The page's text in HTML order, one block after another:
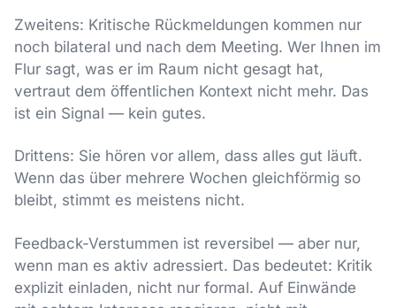
Zweitens: Kritische Rückmeldungen kommen nur
noch bilateral und nach dem Meeting. Wer Ihnen im
Flur sagt, was er im Raum nicht gesagt hat,
vertraut dem öffentlichen Kontext nicht mehr. Das
ist ein Signal — kein gutes.
Drittens: Sie hören vor allem, dass alles gut läuft.
Wenn das über mehrere Wochen gleichförmig so
bleibt, stimmt es meistens nicht.
Feedback-Verstummen ist reversibel — aber nur,
wenn man es aktiv adressiert. Das bedeutet: Kritik
explizit einladen, nicht nur formal. Auf Einwände